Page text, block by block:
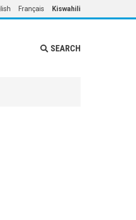
Français Kiswahili
SEARCH